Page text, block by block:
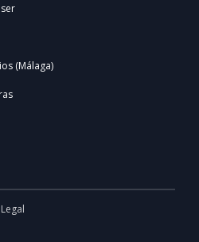
(Málaga)